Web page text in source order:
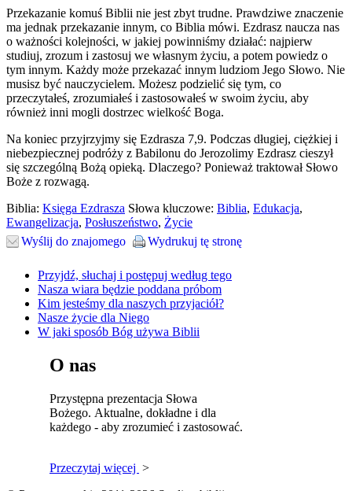
Przekazanie komuś Biblii nie jest zbyt trudne. Prawdziwe znaczenie
ma jednak przekazanie innym, co Biblia mówi. Ezdrasz naucza nas
o ważności kolejności, w jakiej powinniśmy działać: najpierw
studiuj, zrozum i zastosuj we własnym życiu, a potem powiedz o
tym innym. Każdy może przekazać innym ludziom Jego Słowo. Nie
musisz być nauczycielem. Możesz podzielić się tym, co
przeczytałeś, zrozumiałeś i zastosowałeś w swoim życiu, aby
również inni mogli dostrzec wielkość Boga.
Na koniec przyjrzyjmy się Ezdrasza 7,9. Podczas długiej, ciężkiej i
niebezpiecznej podróży z Babilonu do Jerozolimy Ezdrasz cieszył
się szczególną Bożą opieką. Dlaczego? Ponieważ traktował Słowo
Boże z rozwagą.
Biblia: Księga Ezdrasza Słowa kluczowe: Biblia, Edukacja,
Ewangelizacja, Posłuszeństwo, Życie
Wyślij do znajomego
Wydrukuj tę stronę
Przyjdź, słuchaj i postępuj według tego
Nasza wiara będzie poddana próbom
Kim jesteśmy dla naszych przyjaciół?
Nasze życie dla Niego
W jaki sposób Bóg używa Biblii
O nas
Przystępna prezentacja Słowa
Bożego. Aktualne, dokładne i dla
każdego - aby zrozumieć i zastosować.
Przeczytaj więcej >